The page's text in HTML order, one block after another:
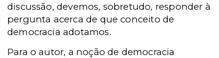
discussão, devemos, sobretudo, responder à
pergunta acerca de que conceito de
democracia adotamos.
Para o autor, a noção de democracia